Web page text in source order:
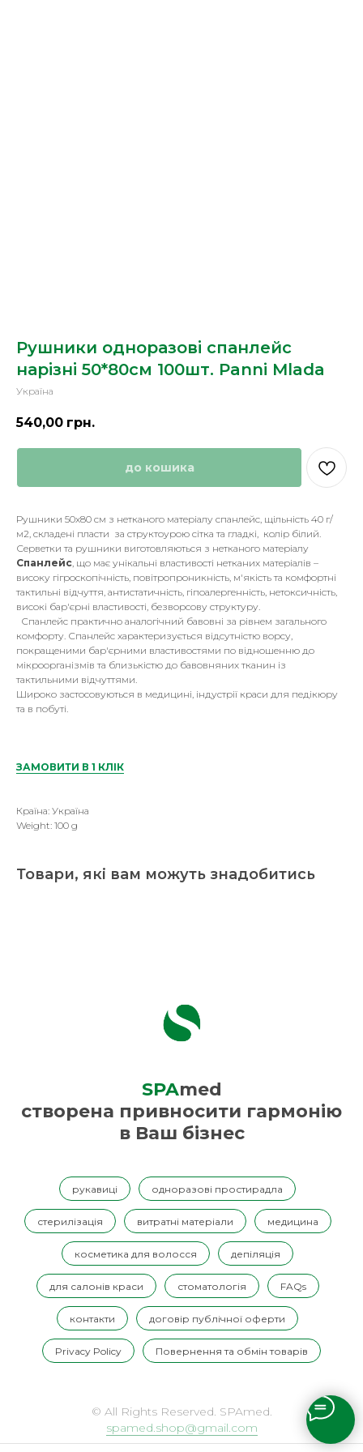
Рушники одноразові спанлейс
нарізні 50*80см 100шт. Panni Mlada
Україна
540,00 грн.
до кошика
Рушники 50х80 см з нетканого матеріалу спанлейс, щільність 40 г/
м2, складені пласти за структоурою сітка та гладкі, колір білий.
Серветки та рушники виготовляються з нетканого матеріалу
Cпанлейс, що має унікальні властивості нетканих матеріалів –
високу гігроскопічність, повітропроникність, м'якість та комфортні
тактильні відчуття, антистатичність, гіпоалергенність, нетоксичність,
високі бар'єрні властивості, безворсову структуру.
Спанлейс практично аналогічний бавовні за рівнем загального
комфорту. Спанлейс характеризується відсутністю ворсу,
покращеними бар'єрними властивостями по відношенню до
мікроорганізмів та близькістю до бавовняних тканин із
тактильними відчуттями.
Широко застосовуються в медицині, індустрії краси для педікюру
та в побуті.
ЗАМОВИТИ В 1 КЛІК
Країна: Україна
Weight: 100 g
Товари, які вам можуть знадобитись
SPAmed
створена привносити гармонію
в Ваш бізнес
рукавиці одноразові простирадла
стерилізація витратні матеріали медицина
косметика для волосся депіляція
для салонів краси стоматологія FAQs
контакти договір публічної оферти
Privacy Policy Повернення та обмін товарів
© All Rights Reserved. SPAmed.
spamed.shop@gmail.com